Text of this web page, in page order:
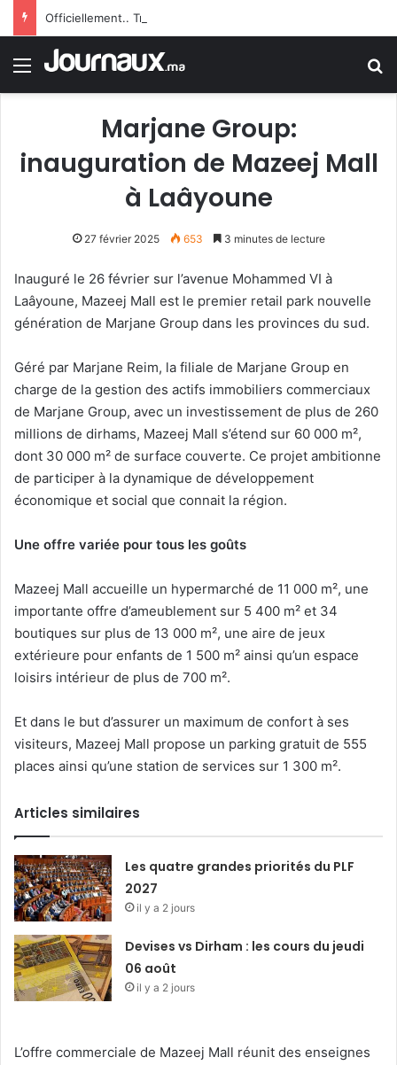
Menu
Marjane Group:
inauguration de Mazeej Mall
à Laâyoune
27 février 2025 653 3 minutes de lecture
Inauguré le 26 février sur l’avenue Mohammed VI à
Laâyoune, Mazeej Mall est le premier retail park nouvelle
génération de Marjane Group dans les provinces du sud.
Géré par Marjane Reim, la filiale de Marjane Group en
charge de la gestion des actifs immobiliers commerciaux
de Marjane Group, avec un investissement de plus de 260
millions de dirhams, Mazeej Mall s’étend sur 60 000 m²,
dont 30 000 m² de surface couverte. Ce projet ambitionne
de participer à la dynamique de développement
économique et social que connait la région.
Une offre variée pour tous les goûts
Mazeej Mall accueille un hypermarché de 11 000 m², une
importante offre d’ameublement sur 5 400 m² et 34
boutiques sur plus de 13 000 m², une aire de jeux
extérieure pour enfants de 1 500 m² ainsi qu’un espace
loisirs intérieur de plus de 700 m².
Et dans le but d’assurer un maximum de confort à ses
visiteurs, Mazeej Mall propose un parking gratuit de 555
places ainsi qu’une station de services sur 1 300 m².
Articles similaires
Les quatre grandes priorités du PLF
2027
il y a 2 jours
Devises vs Dirham : les cours du jeudi
06 août
il y a 2 jours
L’offre commerciale de Mazeej Mall réunit des enseignes